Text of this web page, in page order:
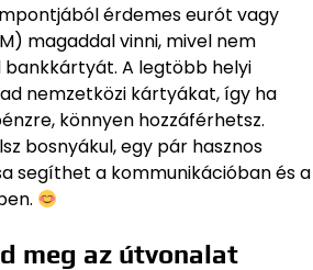
érdemes eurót vagy
magaddal vinni, mivel nem
bankkártyát. A legtöbb helyi
nemzetközi kártyákat, így ha
könnyen hozzáférhetsz.
bosnyákul, egy pár hasznos
segíthet a kommunikációban és a
meg az útvonalat